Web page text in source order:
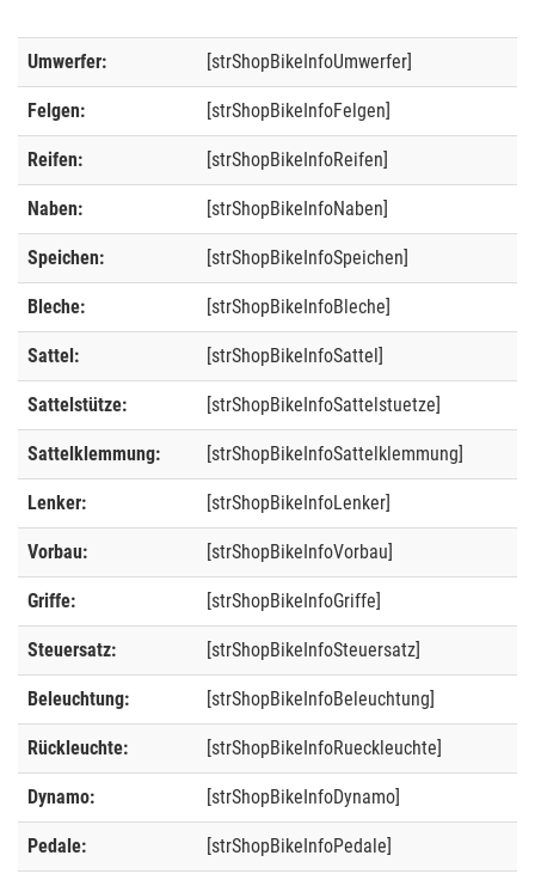
Umwerfer: [strShopBikeInfoUmwerfer]
Felgen: [strShopBikeInfoFelgen]
Reifen: [strShopBikeInfoReifen]
Naben: [strShopBikeInfoNaben]
Speichen: [strShopBikeInfoSpeichen]
Bleche: [strShopBikeInfoBleche]
Sattel: [strShopBikeInfoSattel]
Sattelstütze: [strShopBikeInfoSattelstuetze]
Sattelklemmung: [strShopBikeInfoSattelklemmung]
Lenker: [strShopBikeInfoLenker]
Vorbau: [strShopBikeInfoVorbau]
Griffe: [strShopBikeInfoGriffe]
Steuersatz: [strShopBikeInfoSteuersatz]
Beleuchtung: [strShopBikeInfoBeleuchtung]
Rückleuchte: [strShopBikeInfoRueckleuchte]
Dynamo: [strShopBikeInfoDynamo]
Pedale: [strShopBikeInfoPedale]